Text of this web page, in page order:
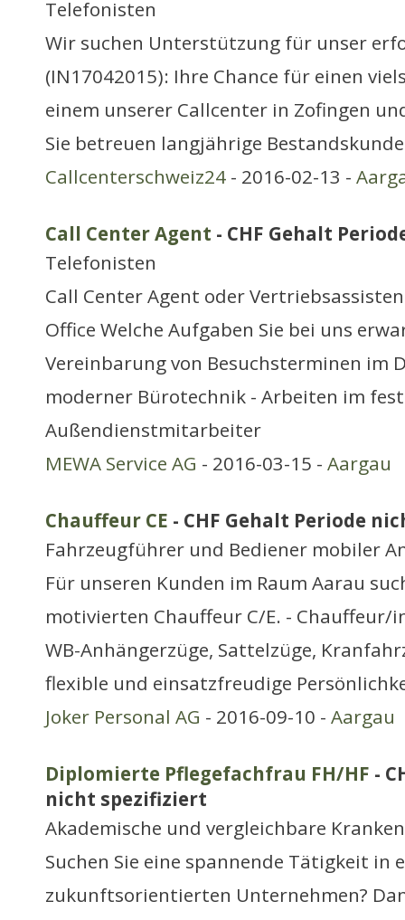
Telefonisten
Wir suchen Unterstützung für unser
(IN17042015): Ihre Chance für einen
einem unserer Callcenter in Zofingen
Sie betreuen langjährige
Callcenterschweiz24 - 2016-02-13 -
Call Center Agent - CHF Gehalt
Telefonisten
Call Center Agent oder
Office Welche Aufgaben Sie bei uns
Vereinbarung von Besuchsterminen im
moderner Bürotechnik - Arbeiten im
Außendienstmitarbeiter
MEWA Service AG - 2016-03-15 - Aargau
Chauffeur CE - CHF Gehalt Periode
Fahrzeugführer und Bediener mobiler
Für unseren Kunden im Raum Aarau
motivierten Chauffeur C/E. - Chauffeur/
WB-Anhängerzüge, Sattelzüge,
flexible und einsatzfreudige
Joker Personal AG - 2016-09-10 - Aargau
Diplomierte Pflegefachfrau FH/HF -
nicht spezifiziert
Akademische und vergleichbare
Suchen Sie eine spannende Tätigkeit in
zukunftsorientierten Unternehmen?